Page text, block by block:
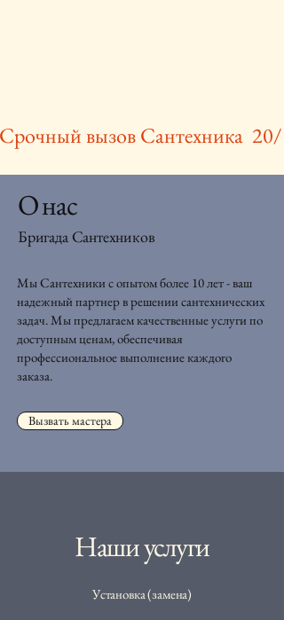
Срочный вызов Сантехника  20/
О нас
Бригада Сантехников
Мы Сантехники с опытом более 10 лет - ваш
надежный партнер в решении сантехнических
задач. Мы предлагаем качественные услуги по
доступным ценам, обеспечивая
профессиональное выполнение каждого
заказа.
Вызвать мастера
Наши услуги
Установка (замена)